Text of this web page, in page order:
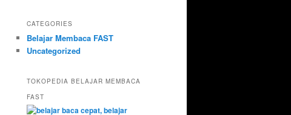
CATEGORIES
Belajar Membaca FAST
Uncategorized
TOKOPEDIA BELAJAR MEMBACA
FAST